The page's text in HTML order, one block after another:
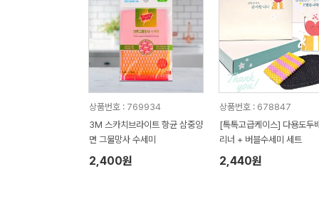
상품번호 : 769934
3M 스카치브라이트 항균 삼중양
면 그물망사 수세미
2,400원
상품번호 : 678847
[톡톡고급케이스] 다용도두
리너 + 버블수세미 세트
2,440원